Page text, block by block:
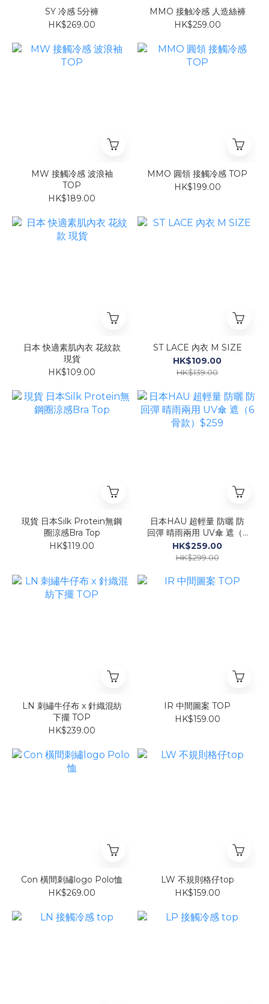
SY 冷感 5分褲
HK$269.00
MMO 接触冷感 人造絲褲
HK$259.00
MW 接觸冷感 波浪袖
TOP
HK$189.00
MMO 圓領 接觸冷感 TOP
HK$199.00
日本 快適素肌內衣 花紋款
現貨
HK$109.00
ST LACE 內衣 M SIZE
HK$109.00
HK$139.00
現貨 日本Silk Protein無鋼
圈涼感Bra Top
HK$119.00
日本HAU 超輕量 防曬 防
回彈 晴雨兩用 UV傘 遮（6
骨款）$259
HK$259.00
HK$299.00
LN 刺繡牛仔布 x 針織混紡
下擺 TOP
HK$239.00
IR 中間圖案 TOP
HK$159.00
Con 橫間刺繡logo Polo恤
HK$269.00
LW 不規則格仔top
HK$159.00